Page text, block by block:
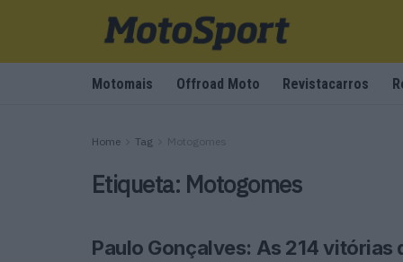
Motomais Offroad Moto Revistacarros
Home Tag Motogomes
Etiqueta: Motogomes
Paulo Gonçalves: As 214 vitórias